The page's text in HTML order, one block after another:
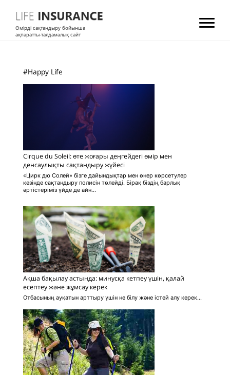
Өмірді сақтандыру бойынша
ақпаратты-талдамалық сайт
#Happy Life
Cirque du Soleil: өте жоғары деңгейдегі өмір мен
денсаулықты сақтандыру жүйесі
«Цирк дю Солей» бізге дайындықтар мен өнер көрсетулер
кезінде сақтандыру полисін төлейді. Бірақ біздің барлық
әртістеріміз үйде де айн...
Ақша бақылау астында: минусқа кетпеу үшін, қалай
есептеу және жұмсау керек
Отбасының ауқатын арттыру үшін не білу және істей алу керек...